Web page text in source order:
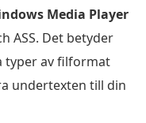
Media Player
ASS. Det betyder
typer av filformat
undertexten till din